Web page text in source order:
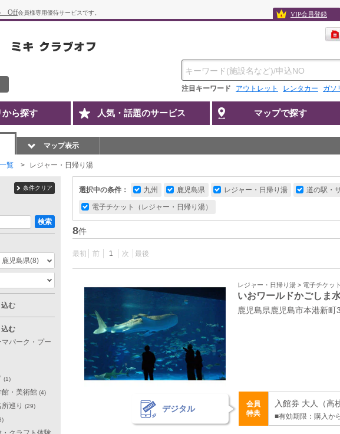
Off会員様専用優待サービスです。 VIP会員登録
注目キーワード アウトレット レンタカー ガソ
から探す 人気・話題のサービス マップで探す
マップ表示
覧 レジャー・日帰り湯
選択中の条件： 九州 鹿児島県 レジャー・日帰り湯 道の駅・
電子チケット（レジャー・日帰り湯）
8件
最初 前 1 次 最後
レジャー・日帰り湯 > 電子チケッ
いおワールドかごしま
鹿児島県鹿児島市本港新町
デジタル
会員
特典
入館券 大人（高
■有効期限：購入か
条件クリア
検索
鹿児島県(8)
む
む
パーク・プー
(1)
・美術館 (4)
巡り (29)